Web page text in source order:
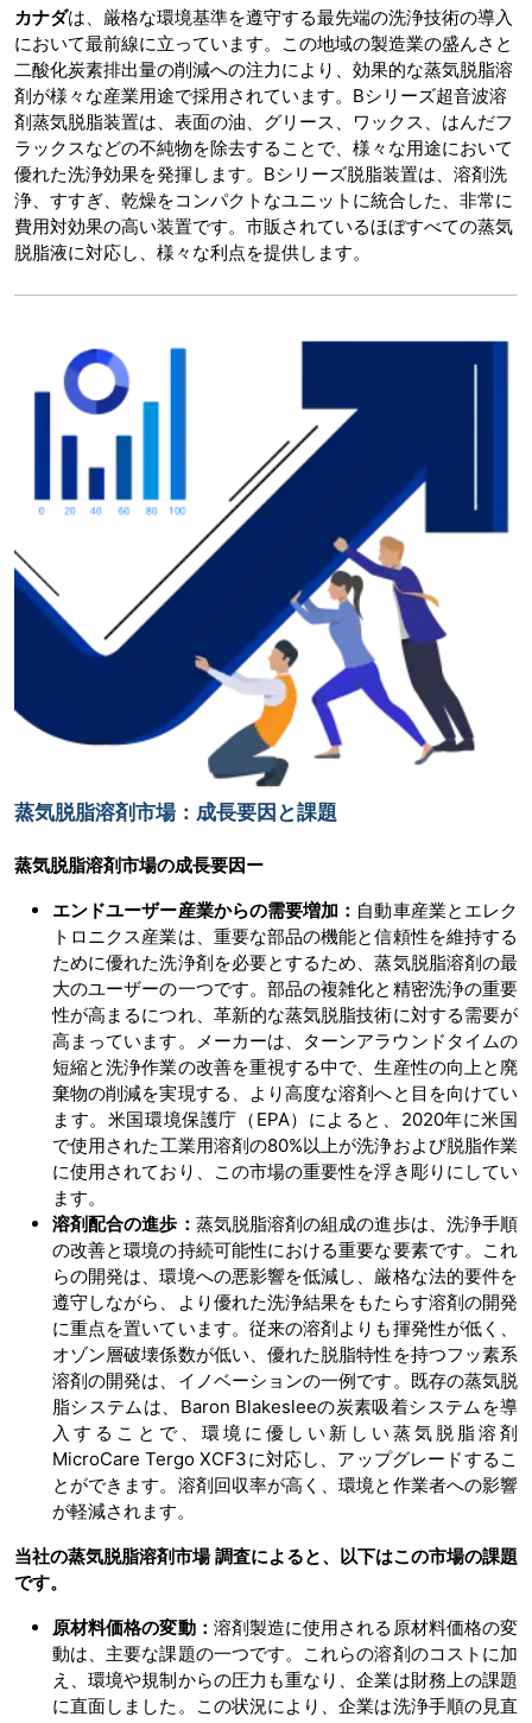
カナダは、厳格な環境基準を遵守する最先端の洗浄技術の導入
において最前線に立っています。この地域の製造業の盛んさと
二酸化炭素排出量の削減への注力により、効果的な蒸気脱脂溶
剤が様々な産業用途で採用されています。Bシリーズ超音波溶
剤蒸気脱脂装置は、表面の油、グリース、ワックス、はんだフ
ラックスなどの不純物を除去することで、様々な用途において
優れた洗浄効果を発揮します。Bシリーズ脱脂装置は、溶剤洗
浄、すすぎ、乾燥をコンパクトなユニットに統合した、非常に
費用対効果の高い装置です。市販されているほぼすべての蒸気
脱脂液に対応し、様々な利点を提供します。
蒸気脱脂溶剤市場：成長要因と課題
蒸気脱脂溶剤市場の成長要因ー
エンドユーザー産業からの需要増加： 自動車産業とエレク
トロニクス産業は、重要な部品の機能と信頼性を維持する
ために優れた洗浄剤を必要とするため、蒸気脱脂溶剤の最
大のユーザーの一つです。部品の複雑化と精密洗浄の重要
性が高まるにつれ、革新的な蒸気脱脂技術に対する需要が
高まっています。メーカーは、ターンアラウンドタイムの​​
短縮と洗浄作業の改善を重視する中で、生産性の向上と廃
棄物の削減を実現する、より高度な溶剤へと目を向けてい
ます。米国環境保護庁（EPA）によると、2020年に米国
で使用された工業用溶剤の80%以上が洗浄および脱脂作業
に使用されており、この市場の重要性を浮き彫りにしてい
ます。
溶剤配合の進歩： 蒸気脱脂溶剤の組成の進歩は、洗浄手順
の改善と環境の持続可能性における重要な要素です。これ
らの開発は、環境への悪影響を低減し、厳格な法的要件を
遵守しながら、より優れた洗浄結果をもたらす溶剤の開発
に重点を置いています。従来の溶剤よりも揮発性が低く、
オゾン層破壊係数が低い、優れた脱脂特性を持つフッ素系
溶剤の開発は、イノベーションの一例です。既存の蒸気脱
脂システムは、Baron Blakesleeの炭素吸着システムを導
入することで、環境に優しい新しい蒸気脱脂溶剤
MicroCare Tergo XCF3に対応し、アップグレードするこ
とができます。溶剤回収率が高く、環境と作業者への影響
が軽減されます。
当社の蒸気脱脂溶剤市場 調査によると、以下はこの市場の課題
です。
原材料価格の変動： 溶剤製造に使用される原材料価格の変
動は、主要な課題の一つです。これらの溶剤のコストに加
え、環境や規制からの圧力も重なり、企業は財務上の課題
に直面しました。この状況により、企業は洗浄手順の見直